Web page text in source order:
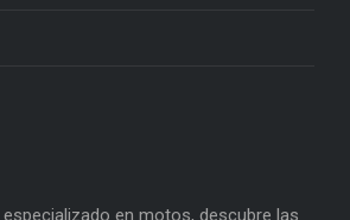
en motos, descubre las